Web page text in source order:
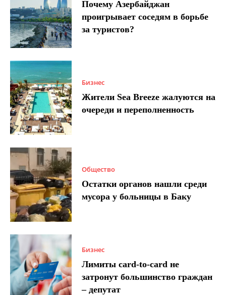
Почему Азербайджан
проигрывает соседям в борьбе
за туристов?
Бизнес
Жители Sea Breeze жалуются на
очереди и переполненность
Общество
Остатки органов нашли среди
мусора у больницы в Баку
Бизнес
Лимиты card-to-card не
затронут большинство граждан
– депутат